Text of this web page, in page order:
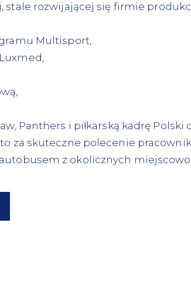
stale rozwijającej się firmie
Multisport,
Panthers i piłkarską kadrę
za skuteczne polecenie
z okolicznych